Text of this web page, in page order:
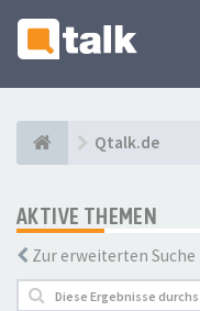
Qtalk.de
AKTIVE THEMEN
Zur erweiterten Suche